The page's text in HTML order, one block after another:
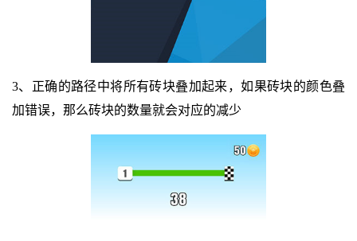
3、正确的路径中将所有砖块叠加起来，如果砖块的颜色叠
加错误，那么砖块的数量就会对应的减少